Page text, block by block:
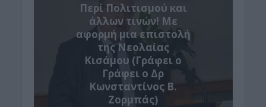
Περί Πολιτισμού και
άλλων τινών! Mε
αφορμή μια επιστολή
της Νεολαίας
Κισάμου (Γράφει ο
Γράφει ο Δρ
Κωνσταντίνος Β.
Ζορμπάς)